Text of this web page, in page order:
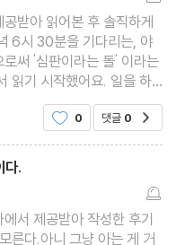
받아 읽어본 후 솔직하게
6시 30분을 기다리는, 야
써 '심판이라는 돌' 이라는
읽기 시작했어요. 일을 하
려 켰던 야구가 가끔은 스트
, 특히 결정적인 순간에 나
0 댓글 0
다.
서 제공받아 작성한 후기
른다.아니 그냥 아는 게 거